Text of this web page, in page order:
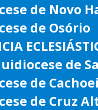
de Novo
de Osório
de
de
de Cruz